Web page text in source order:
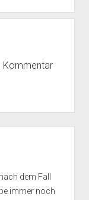
Kommentar
dem Fall
immer noch